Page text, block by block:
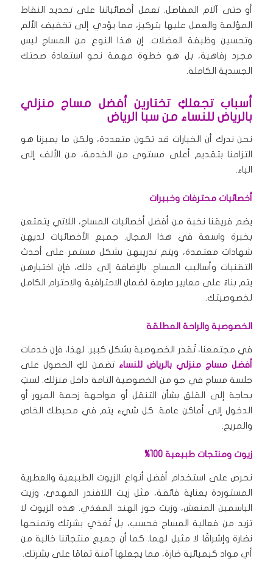
أو حتى آلام المفاصل. تعمل أخصائياتنا على تحديد النقاط
المؤلمة والعمل عليها بتركيز، مما يؤدي إلى تخفيف الألم
وتحسين وظيفة العضلات. إن هذا النوع من المساج ليس
مجرد رفاهية، بل هو خطوة مهمة نحو استعادة صحتك
الجسدية الكاملة.
أسباب تجعلكِ تختارين أفضل مساج منزلي
بالرياض للنساء من سبا الرياض
نحن ندرك أن الخيارات قد تكون متعددة، ولكن ما يميزنا هو
التزامنا بتقديم أعلى مستوى من الخدمة، من الألف إلى
الياء.
أخصائيات محترفات وخبيرات
يضم فريقنا نخبة من أفضل أخصائيات المساج، اللاتي يتمتعن
بخبرة واسعة في هذا المجال. جميع الأخصائيات لديهن
شهادات معتمدة، ويتم تدريبهن بشكل مستمر على أحدث
التقنيات وأساليب المساج. بالإضافة إلى ذلك، فإن اختيارهن
يتم بناءً على معايير صارمة لضمان الاحترافية والاحترام الكامل
لخصوصيتك.
الخصوصية والراحة المطلقة
في مجتمعنا، تُقدر الخصوصية بشكل كبير. لهذا، فإن خدمات
أفضل مساج منزلي بالرياض للنساء تضمن لكِ الحصول على
جلسة مساج في جو من الخصوصية التامة داخل منزلك. لستِ
بحاجة إلى القلق بشأن التنقل أو مواجهة زحمة المرور أو
الدخول إلى أماكن عامة. كل شيء يتم في محيطك الخاص
والمريح.
زيوت ومنتجات طبيعية 100%
نحرص على استخدام أفضل أنواع الزيوت الطبيعية والعطرية
المستوردة بعناية فائقة، مثل زيت اللافندر المهدئ، وزيت
الياسمين المنعش، وزيت جوز الهند المغذي. هذه الزيوت لا
تزيد من فعالية المساج فحسب، بل تُغذي بشرتك وتمنحها
نضارة وإشراقًا لا مثيل لهما. كما أن جميع منتجاتنا خالية من
أي مواد كيميائية ضارة، مما يجعلها آمنة تمامًا على بشرتك.